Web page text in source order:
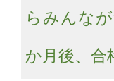
らみんな
か月後、合